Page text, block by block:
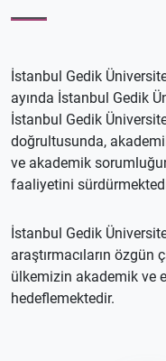
İstanbul Gedik
ayında İstanbul Gedik
İstanbul Gedik
doğrultusunda,
ve akademik
faaliyetini
İstanbul Gedik
araştırmacıların özgün
ülkemizin akademik ve
hedeflemektedir.